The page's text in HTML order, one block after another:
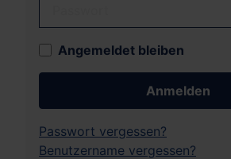
Angemeldet bleiben
Anmelden
Passwort vergessen?
Benutzername vergessen?